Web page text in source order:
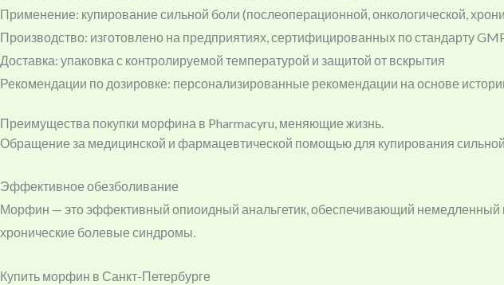
Применение: купирование сильной боли (послеоперационной, онкологической,
Производство: изготовлено на предприятиях, сертифицированных по стандарту
Доставка: упаковка с контролируемой температурой и защитой от вскрытия
Рекомендации по дозировке: персонализированные рекомендации на основе
Преимущества покупки морфина в Pharmacyru, меняющие жизнь.
Обращение за медицинской и фармацевтической помощью для купирования сильной
Эффективное обезболивание
Морфин — это эффективный опиоидный анальгетик, обеспечивающий немедленный
хронические болевые синдромы.
Купить морфин в Санкт-Петербурге